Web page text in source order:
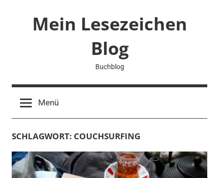
Mein Lesezeichen
Blog
Buchblog
Menü
SCHLAGWORT: COUCHSURFING